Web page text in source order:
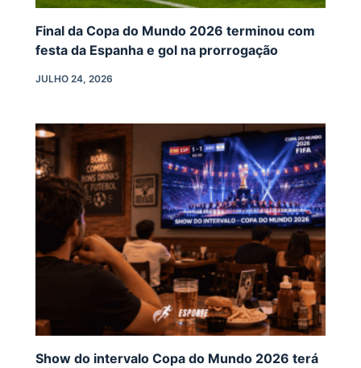
Final da Copa do Mundo 2026 terminou com
festa da Espanha e gol na prorrogação
JULHO 24, 2026
Show do intervalo Copa do Mundo 2026 terá